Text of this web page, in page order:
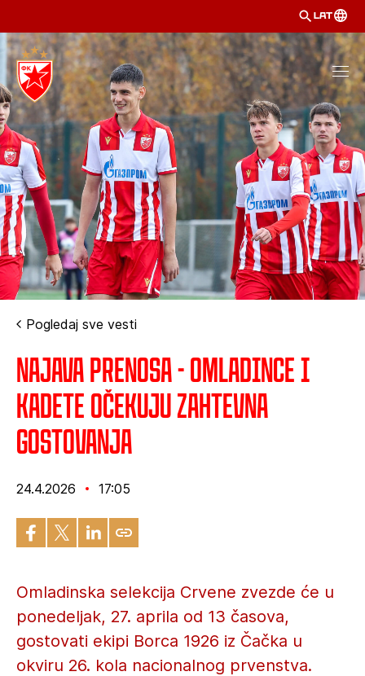
LAT
Pogledaj sve vesti
Najava prenosa - Omladince i
kadete očekuju zahtevna
gostovanja
24.4.2026 17:05
Omladinska selekcija Crvene zvezde će u
ponedeljak, 27. aprila od 13 časova,
gostovati ekipi Borca 1926 iz Čačka u
okviru 26. kola nacionalnog prvenstva.